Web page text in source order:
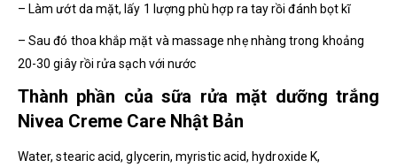
– Làm ướt da mặt, lấy 1 lượng phù hợp ra tay rồi đánh bọt kĩ
– Sau đó thoa khắp mặt và massage nhẹ nhàng trong khoảng
20-30 giây rồi rửa sạch với nước
Thành phần của sữa rửa mặt dưỡng trắng
Nivea Creme Care Nhật Bản
Water, stearic acid, glycerin, myristic acid, hydroxide K,